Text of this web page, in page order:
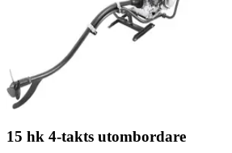
15 hk 4-takts utombordare